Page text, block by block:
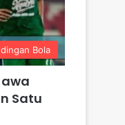
Bola
Satu